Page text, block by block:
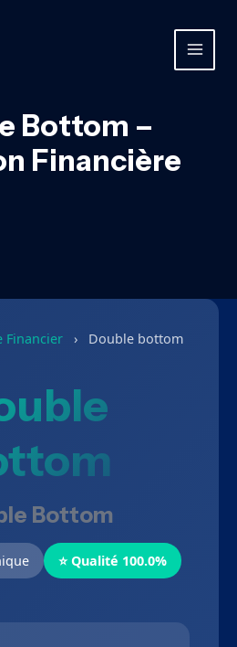
MAIN
Bottom –
Financière
Financier › Double bottom
Bottom
⭐ Qualité 100.0%